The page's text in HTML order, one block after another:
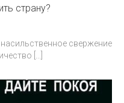
страну?
свержение